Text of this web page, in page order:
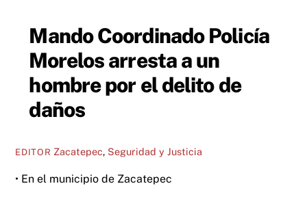
Mando Coordinado Policía
Morelos arresta a un
hombre por el delito de
daños
EDITOR Zacatepec, Seguridad y Justicia
• En el municipio de Zacatepec